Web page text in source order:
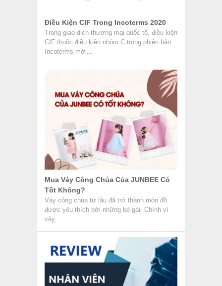
Điều Kiện CIF Trong Incoterms 2020
Trong giao dịch thương mại quốc tế, điều kiện
CIF thuộc điều kiện nhóm C trong phiên bản
Incoterms mới...
Mua Váy Công Chúa Của JUNBEE Có
Tốt Không?
Váy công chúa từ lâu đã trở thành món đồ
được yêu thích bởi những bé gái. Chính vì
vậy,...